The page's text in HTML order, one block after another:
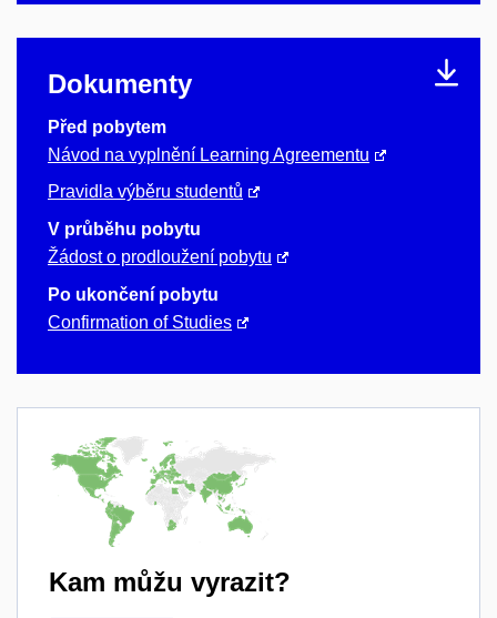
Dokumenty
Před pobytem
Návod na vyplnění Learning Agreementu
Pravidla výběru studentů
V průběhu pobytu
Žádost o prodloužení pobytu
Po ukončení pobytu
Confirmation of Studies
Kam můžu vyrazit?